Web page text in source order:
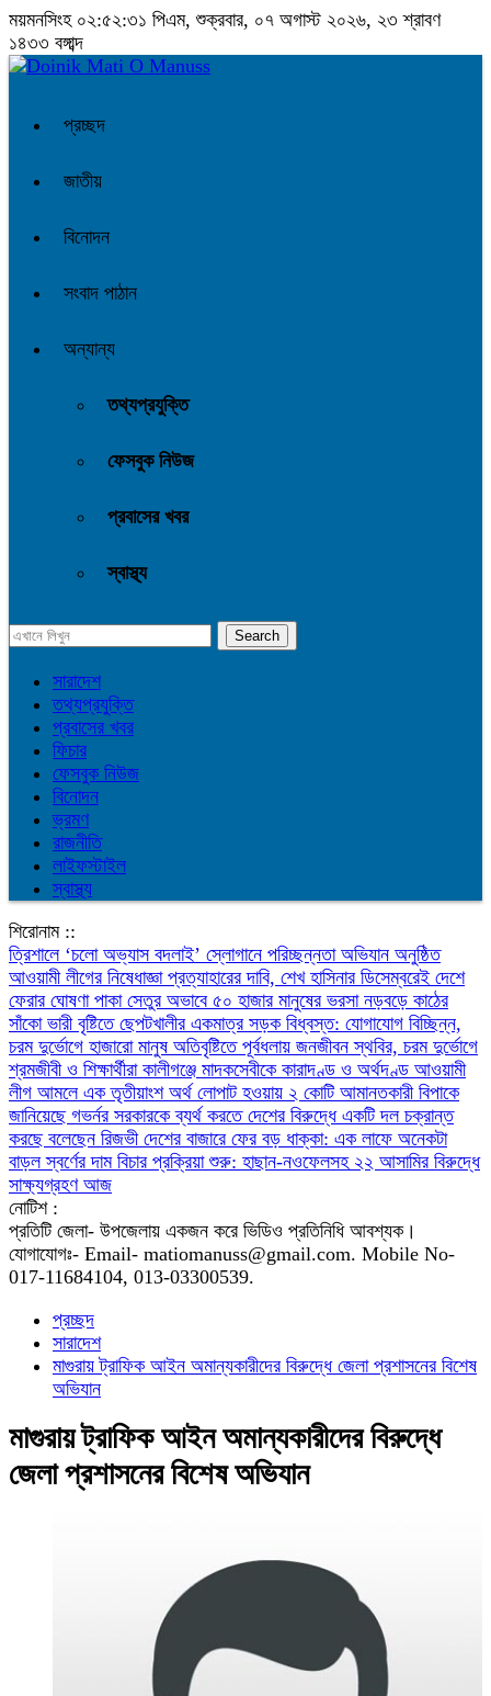
ময়মনসিংহ ০২:৫২:৩২ পিএম, শুক্রবার, ০৭ অগাস্ট ২০২৬, ২৩ শ্রাবণ
১৪৩৩ বঙ্গাব্দ
প্রচ্ছদ
জাতীয়
বিনোদন
সংবাদ পাঠান
অন্যান্য
তথ্যপ্রযুক্তি
ফেসবুক নিউজ
প্রবাসের খবর
স্বাস্থ্য
সারাদেশ
তথ্যপ্রযুক্তি
প্রবাসের খবর
ফিচার
ফেসবুক নিউজ
বিনোদন
ভ্রমণ
রাজনীতি
লাইফস্টাইল
স্বাস্থ্য
শিরোনাম ::
‎ত্রিশালে ‘চলো অভ্যাস বদলাই’ স্লোগানে পরিচ্ছন্নতা অভিযান অনুষ্ঠিত
আওয়ামী লীগের নিষেধাজ্ঞা প্রত্যাহারের দাবি, শেখ হাসিনার ডিসেম্বরেই দেশে
ফেরার ঘোষণা পাকা সেতুর অভাবে ৫০ হাজার মানুষের ভরসা নড়বড়ে কাঠের
সাঁকো ভারী বৃষ্টিতে ছেপটখালীর একমাত্র সড়ক বিধ্বস্ত: যোগাযোগ বিচ্ছিন্ন,
চরম দুর্ভোগে হাজারো মানুষ অতিবৃষ্টিতে পূর্বধলায় জনজীবন স্থবির, চরম দুর্ভোগে
শ্রমজীবী ও শিক্ষার্থীরা কালীগঞ্জে মাদকসেবীকে কারাদণ্ড ও অর্থদণ্ড আওয়ামী
লীগ আমলে এক তৃতীয়াংশ অর্থ লোপাট হওয়ায় ২ কোটি আমানতকারী বিপাকে
জানিয়েছে গভর্নর সরকারকে ব্যর্থ করতে দেশের বিরুদ্ধে একটি দল চক্রান্ত
করছে বলেছেন রিজভী দেশের বাজারে ফের বড় ধাক্কা: এক লাফে অনেকটা
বাড়ল স্বর্ণের দাম বিচার প্রক্রিয়া শুরু: হাছান-নওফেলসহ ২২ আসামির বিরুদ্ধে
সাক্ষ্যগ্রহণ আজ
নোটিশ :
প্রতিটি জেলা- উপজেলায় একজন করে ভিডিও প্রতিনিধি আবশ্যক।
যোগাযোগঃ- Email- matiomanuss@gmail.com. Mobile No-
017-11684104, 013-03300539.
প্রচ্ছদ
সারাদেশ
মাগুরায় ট্রাফিক আইন অমান্যকারীদের বিরুদ্ধে জেলা প্রশাসনের বিশেষ
অভিযান
মাগুরায় ট্রাফিক আইন অমান্যকারীদের বিরুদ্ধে
জেলা প্রশাসনের বিশেষ অভিযান